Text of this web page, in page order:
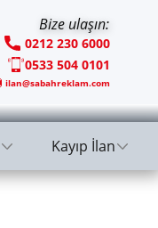
Bize ulaşın:
0212 230 6000
0533 504 0101
ilan@sabahreklam.com
Kayıp İlan